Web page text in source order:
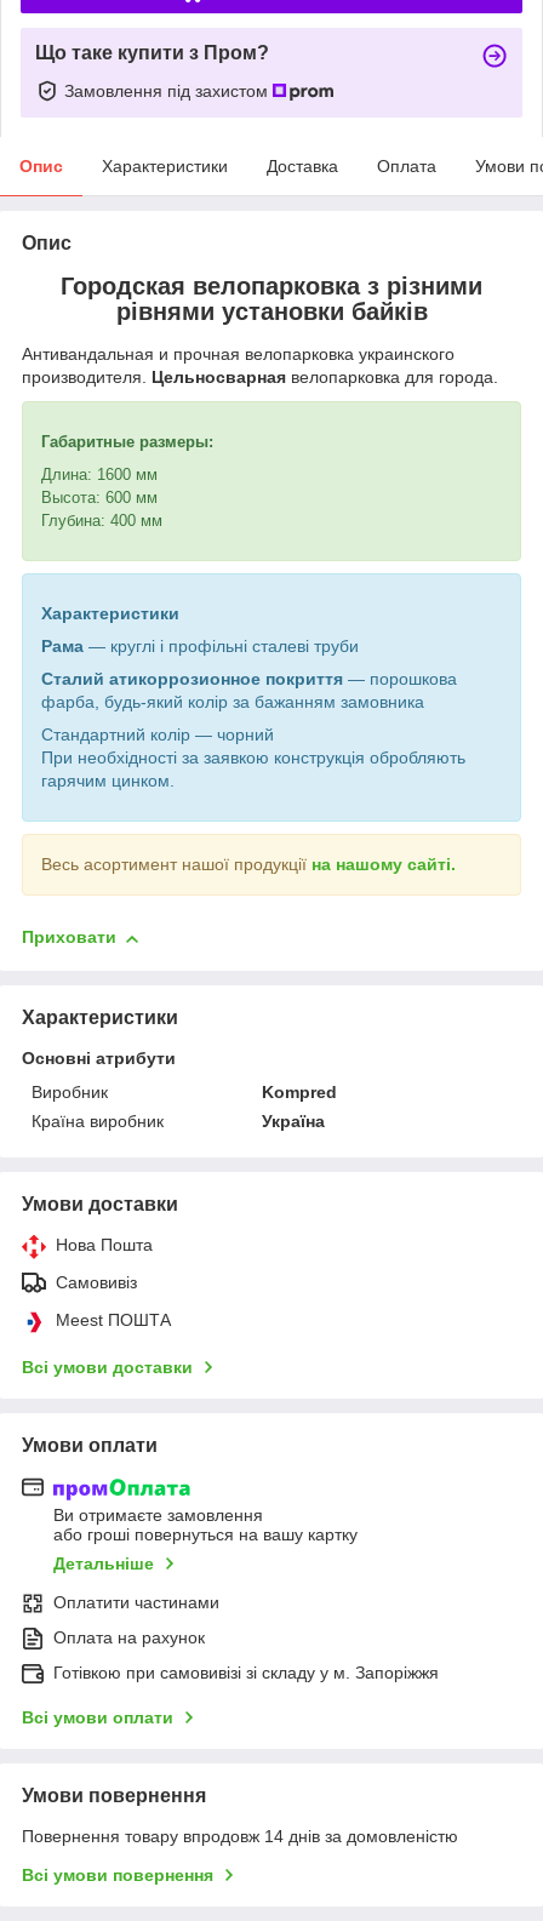
Що таке купити з Пром?
Замовлення під захистом
Опис Характеристики Доставка Оплата Умови
Опис
Городская велопарковка з різними
рівнями установки байків
Антивандальная и прочная велопарковка украинского
производителя. Цельносварная велопарковка для города.
Габаритные размеры:
Длина: 1600 мм
Высота: 600 мм
Глубина: 400 мм
Характеристики
Рама — круглі і профільні сталеві труби
Сталий атикоррозионное покриття — порошкова
фарба, будь-який колір за бажанням замовника
Стандартний колір — чорний
При необхідності за заявкою конструкція обробляють
гарячим цинком.
Весь асортимент нашої продукції на нашому сайті.
Приховати
Характеристики
Основні атрибути
Виробник
Kompred
Країна виробник
Україна
Умови доставки
Нова Пошта
Самовивіз
Meest ПОШТА
Всі умови доставки
Умови оплати
Ви отримаєте замовлення
або гроші повернуться на вашу картку
Детальніше
Оплатити частинами
Оплата на рахунок
Готівкою при самовивізі зі складу у м. Запоріжжя
Всі умови оплати
Умови повернення
Повернення товару впродовж 14 днів за домовленістю
Всі умови повернення